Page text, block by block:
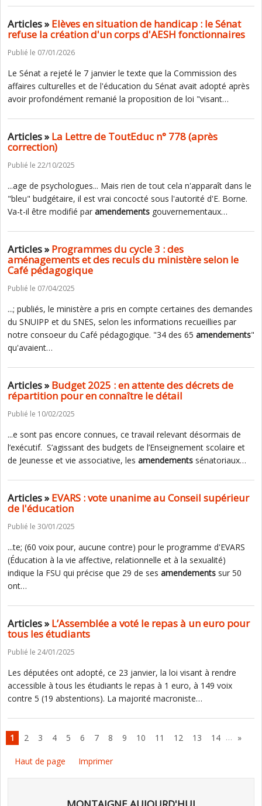
Articles »Elèves en situation de handicap : le Sénat
refuse la création d'un corps d'AESH fonctionnaires
Publié le 07/01/2026
Le Sénat a rejeté le 7 janvier le texte que la Commission des
affaires culturelles et de l'éducation du Sénat avait adopté après
avoir profondément remanié la proposition de loi "visant…
Articles »La Lettre de ToutEduc n° 778 (après
correction)
Publié le 22/10/2025
...age de psychologues... Mais rien de tout cela n'apparaît dans le
"bleu" budgétaire, il est vrai concocté sous l'autorité d'E. Borne.
Va-t-il être modifié par amendements gouvernementaux…
Articles »Programmes du cycle 3 : des
aménagements et des reculs du ministère selon le
Café pédagogique
Publié le 07/04/2025
...; publiés, le ministère a pris en compte certaines des demandes
du SNUIPP et du SNES, selon les informations recueillies par
notre consoeur du Café pédagogique. "34 des 65 amendements"
qu'avaient…
Articles »Budget 2025 : en attente des décrets de
répartition pour en connaître le détail
Publié le 10/02/2025
...e sont pas encore connues, ce travail relevant désormais de
l’exécutif. S’agissant des budgets de l’Enseignement scolaire et
de Jeunesse et vie associative, les amendements sénatoriaux…
Articles »EVARS : vote unanime au Conseil supérieur
de l'éducation
Publié le 30/01/2025
...te; (60 voix pour, aucune contre) pour le programme d'EVARS
(Éducation à la vie affective, relationnelle et à la sexualité)
indique la FSU qui précise que 29 de ses amendements sur 50
ont…
Articles »L’Assemblée a voté le repas à un euro pour
tous les étudiants
Publié le 24/01/2025
Les députées ont adopté, ce 23 janvier, la loi visant à rendre
accessible à tous les étudiants le repas à 1 euro, à 149 voix
contre 5 (19 abstentions). La majorité macroniste…
1 2 3 4 5 6 7 8 9 10 11 12 13 14 … »
Haut de page Imprimer